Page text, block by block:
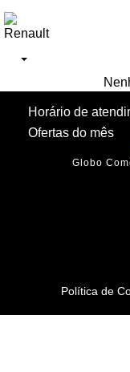
Horário de
Ofertas do mês
Globo
Política de